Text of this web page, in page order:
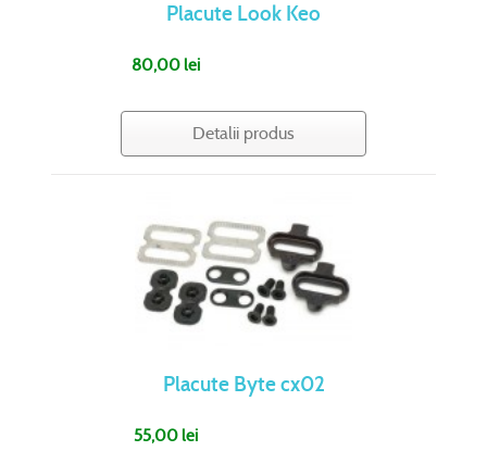
Placute Look Keo
80,00 lei
Detalii produs
Placute Byte cx02
55,00 lei